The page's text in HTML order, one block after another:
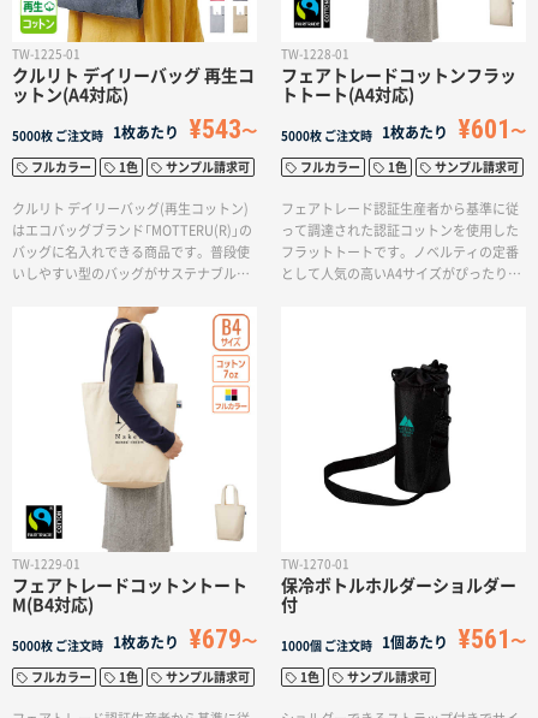
TW-1225-01
クルリト デイリーバッグ 再生コ
ットン(A4対応)
5000枚 ご注文時 1枚あたり ¥543
フルカラー 1色 サンプル請求可
クルリト デイリーバッグ(再生コットン)
はエコバッグブランド「MOTTERU(R)」の
バッグに名入れできる商品です。普段使
いしやすい型のバッグがサステナブルな
Tシャツなどの縫製品を生産する工程で
出た本来廃棄となる生地の端切れ等を集
め、特殊な加工により再び生地として生
まれ変わった素材です。生産工程で染色
を行っていないため、個々により風合い
が変わりますが、自然の風合いを生かし
たお洒落なエコバッグになりました。環
境に配慮されたテキスタイル生地となり
ます。ゴムバンドが付いているので、く
るくるとたたんでコンパクトに持ち歩く
ことができます。バッグの容量も十分な
ので、ランチタイムの持ち歩きや、お買
いものバッグとしても使いやすいサイズ
です。しっとりなめらかな触り心地の生
地はシワになりにくく、洗濯もできま
す。カラーはナチュラルでベーシックな4
TW-1228-01
フェアトレードコットンフラッ
トトート(A4対応)
5000枚 ご注文時 1枚あたり ¥601
フルカラー 1色 サンプル請求可
フェアトレード認証生産者から基準に従
って調達された認証コットンを使用した
フラットトートです。ノベルティの定番
として人気の高いA4サイズがぴったり入
のバッグとしてなど、幅広い用途でご利
用いただけます。国際フェアトレード認
証ラベル付きのアイテムとなっており、
SDGsやサスティナブルへの取り組みで企
業価値を高められます。
TW-1229-01
フェアトレードコットントート
M(B4対応)
5000枚 ご注文時 1枚あたり ¥679
フルカラー 1色 サンプル請求可
TW-1270-01
保冷ボトルホルダーショルダー
付
1000個 ご注文時 1個あたり ¥561
1色 サンプル請求可